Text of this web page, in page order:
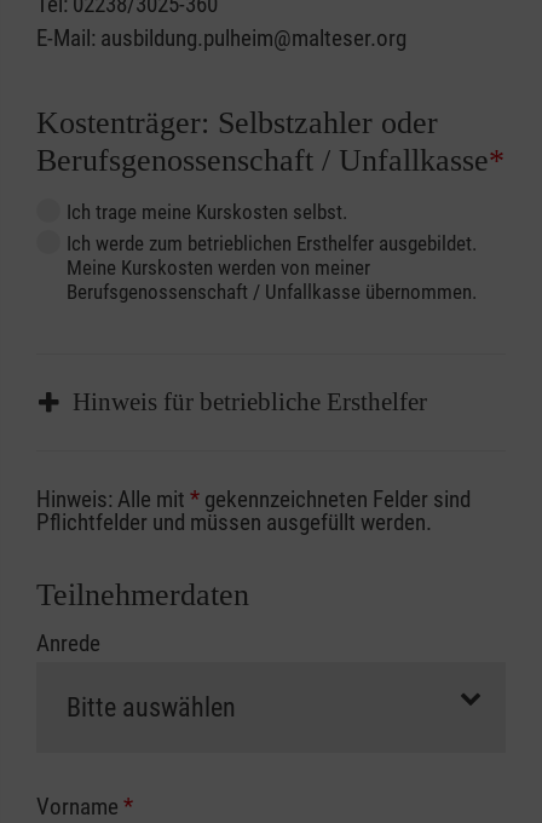
E-Mail: ausbildung.pulheim@malteser.org
Kostenträger: Selbstzahler oder
Berufsgenossenschaft / Unfallkasse*
Ich trage meine Kurskosten selbst.
Ich werde zum betrieblichen Ersthelfer ausgebildet.
Meine Kurskosten werden von meiner
Berufsgenossenschaft / Unfallkasse übernommen.
Hinweis für betriebliche Ersthelfer
Sofern Sie ein Kostenübernahmeverfahren
Ihrer Berufsgenossenschaft / Unfallkasse
Abrechnungsunterlagen spätestens zu
erfolgt eine Abrechnung der vollen Kursgebühr
Die notwendigen Formulare für die
zuständigen Berufsgenossenschaft oder
Hinweis: Alle mit * gekennzeichneten Felder sind
Pflichtfelder und müssen ausgefüllt werden.
Teilnehmerdaten
Anrede
Vorname *